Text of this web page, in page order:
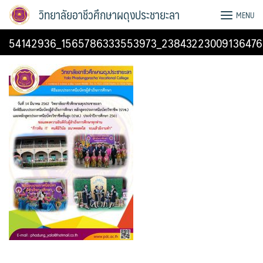
Skip
วิทยาลัยอาชีวศึกษาผดุงประชายะลา MENU